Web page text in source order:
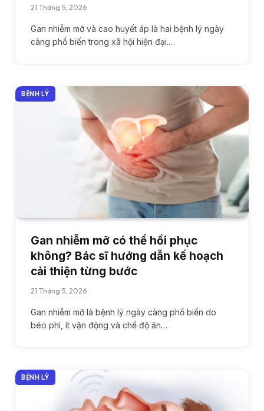
21 Tháng 5, 2026
Gan nhiễm mỡ và cao huyết áp là hai bệnh lý ngày
càng phổ biến trong xã hội hiện đại.…
BỆNH LÝ
Gan nhiễm mỡ có thể hồi phục
không? Bác sĩ hướng dẫn kế hoạch
cải thiện từng bước
21 Tháng 5, 2026
Gan nhiễm mỡ là bệnh lý ngày càng phổ biến do
béo phì, ít vận động và chế độ ăn…
BỆNH LÝ